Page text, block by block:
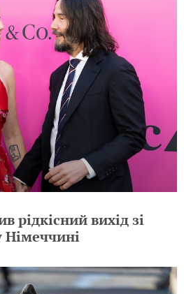
рідкісний вихід зі
Німеччині